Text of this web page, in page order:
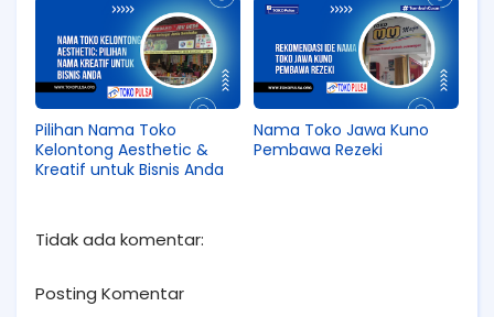
Pilihan Nama Toko
Kelontong Aesthetic &
Kreatif untuk Bisnis Anda
Nama Toko Jawa Kuno
Pembawa Rezeki
Tidak ada komentar:
Posting Komentar